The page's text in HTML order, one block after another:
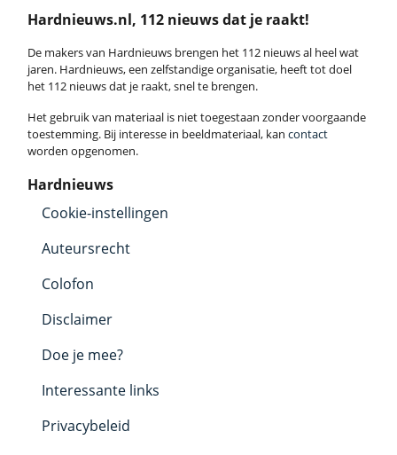
Hardnieuws.nl, 112 nieuws dat je raakt!
De makers van Hardnieuws brengen het 112 nieuws al heel wat
jaren. Hardnieuws, een zelfstandige organisatie, heeft tot doel
het 112 nieuws dat je raakt, snel te brengen.
Het gebruik van materiaal is niet toegestaan zonder voorgaande
toestemming. Bij interesse in beeldmateriaal, kan contact
worden opgenomen.
Hardnieuws
Cookie-instellingen
Auteursrecht
Colofon
Disclaimer
Doe je mee?
Interessante links
Privacybeleid